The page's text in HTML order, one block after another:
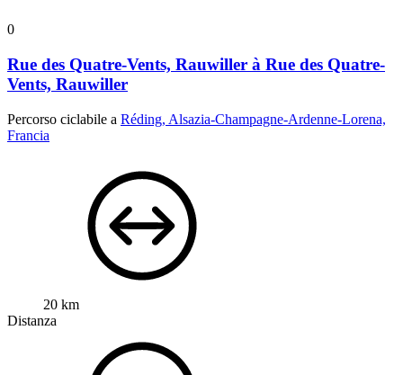
0
Rue des Quatre-Vents, Rauwiller à Rue des Quatre-
Vents, Rauwiller
Percorso ciclabile a Réding, Alsazia-Champagne-Ardenne-Lorena,
Francia
20 km
Distanza